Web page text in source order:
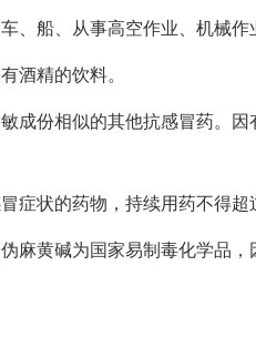
、船、从事高空作业、机械作
酒精的饮料。
成份相似的其他抗感冒药。
症状的药物，持续用药不得
麻黄碱为国家易制毒化学品